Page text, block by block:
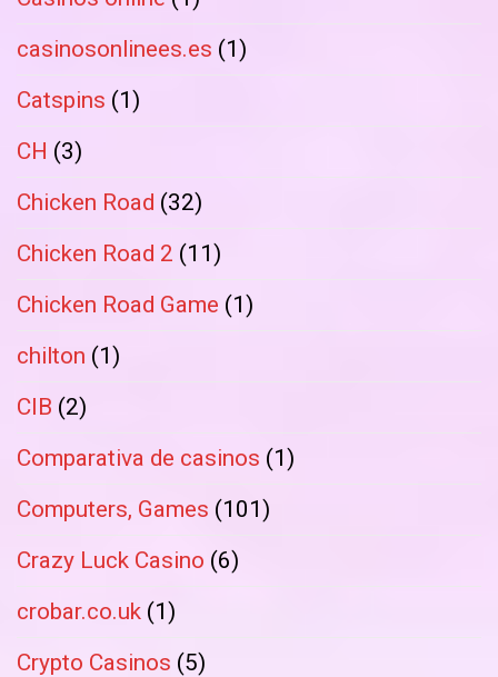
casinosonlinees.es (1)
Catspins (1)
CH (3)
Chicken Road (32)
Chicken Road 2 (11)
Chicken Road Game (1)
chilton (1)
CIB (2)
Comparativa de casinos (1)
Computers, Games (101)
Crazy Luck Casino (6)
crobar.co.uk (1)
Crypto Casinos (5)